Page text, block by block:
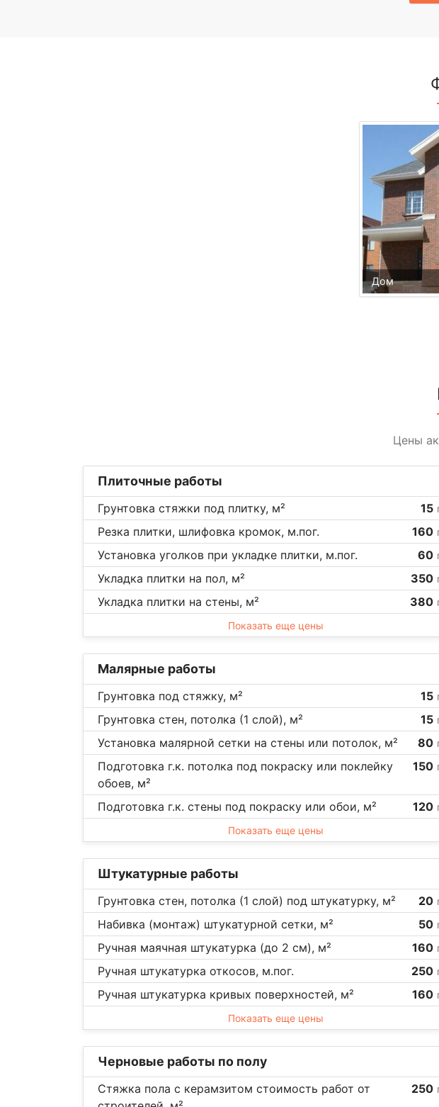
Дом
Цены
Плиточные работы
Грунтовка стяжки под плитку, м² 15
Резка плитки, шлифовка кромок, м.пог. 160
Установка уголков при укладке плитки, м.пог. 60
Укладка плитки на пол, м² 350
Укладка плитки на стены, м² 380
Показать еще цены
Малярные работы
Грунтовка под стяжку, м² 15
Грунтовка стен, потолка (1 слой), м² 15
Установка малярной сетки на стены или потолок, м² 80
Подготовка г.к. потолка под покраску или поклейку
обоев, м²
150
Подготовка г.к. стены под покраску или обои, м² 120
Показать еще цены
Штукатурные работы
Грунтовка стен, потолка (1 слой) под штукатурку, м² 20
Набивка (монтаж) штукатурной сетки, м² 50
Ручная маячная штукатурка (до 2 см), м² 160
Ручная штукатурка откосов, м.пог. 250
Ручная штукатурка кривых поверхностей, м² 160
Показать еще цены
Черновые работы по полу
Стяжка пола с керамзитом стоимость работ от
250